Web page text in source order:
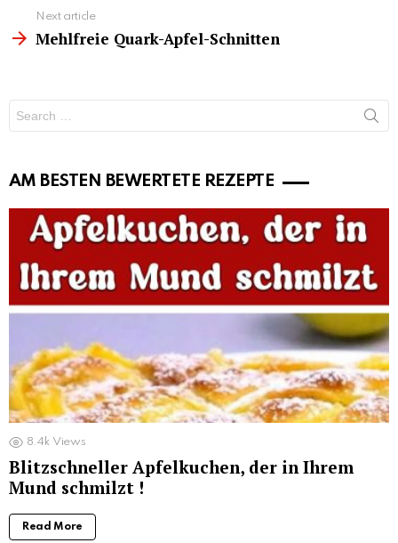
Next article
Mehlfreie Quark-Apfel-Schnitten
for:
AM BESTEN BEWERTETE REZEPTE
8.4k Views
Blitzschneller Apfelkuchen, der in Ihrem
Mund schmilzt !
Read More